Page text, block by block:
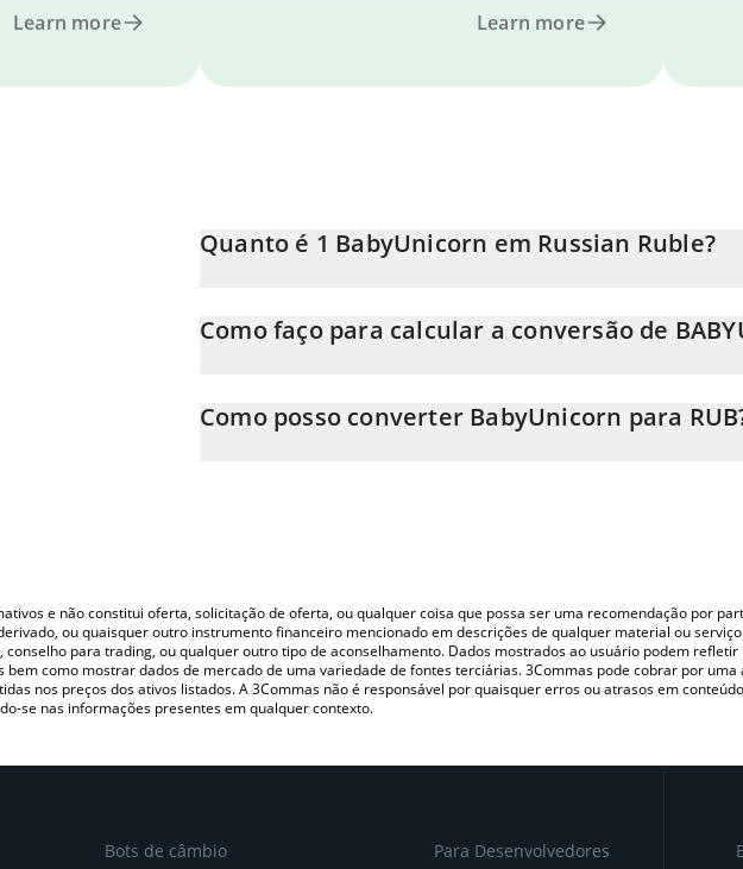
Learn more Learn more
Quanto é 1 BabyUnicorn em Russian Ruble?
Neste momento, 1 BabyUnicorn equivale a 0.00426487 RUB
Como faço para calcular a conversão de
simplesmente inserindo a quantidade de BabyUnicorn no campo
valor em Russian Ruble (RUB).
Como posso converter BabyUnicorn para
e não constitui oferta, solicitação de oferta, ou qualquer coisa que possa ser uma recomendação por
ou quaisquer outro instrumento financeiro mencionado em descrições de qualquer material ou
para trading, ou qualquer outro tipo de aconselhamento. Dados mostrados ao usuário podem
bem como mostrar dados de mercado de uma variedade de fontes terciárias. 3Commas pode cobrar por
nos preços dos ativos listados. A 3Commas não é responsável por quaisquer erros ou atrasos em
se nas informações presentes em qualquer contexto.
Bots de câmbio Para Desenvolvedores